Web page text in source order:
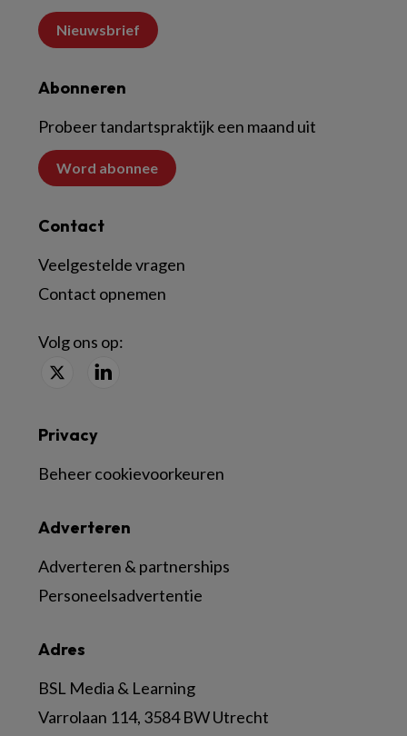
Nieuwsbrief
Abonneren
Probeer tandartspraktijk een maand uit
Word abonnee
Contact
Veelgestelde vragen
Contact opnemen
Volg ons op:
Adres
BSL Media & Learning
Varrolaan 114, 3584 BW Utrecht
Adverteren
Adverteren & partnerships
Personeelsadvertentie
Privacy
Beheer cookievoorkeuren